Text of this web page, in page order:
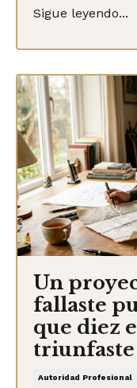
Sigue leyendo...
Un
fallaste
que diez
triunfaste
Autoridad Profesional